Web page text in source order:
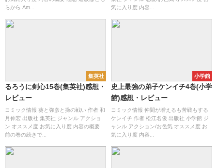
らから Am...
気に入り度 内容...
集英社
るろうに剣心15巻(集英社)感想・
レビュー
コミック情報 葵と弥彦と操の戦い 作者 和
月伸宏 出版社 集英社 ジャンル アクショ
ン オススメ度 お気に入り度 内容の概要
前の巻の続きで...
小学館
史上最強の弟子ケンイチ4巻(小学
館)感想・レビュー
コミック情報 仲間が増えるも苦戦もする
ケンイチ 作者 松江名俊 出版社 小学館 ジ
ャンル アクション/お色気 オススメ度 お
気に入り度 内容...